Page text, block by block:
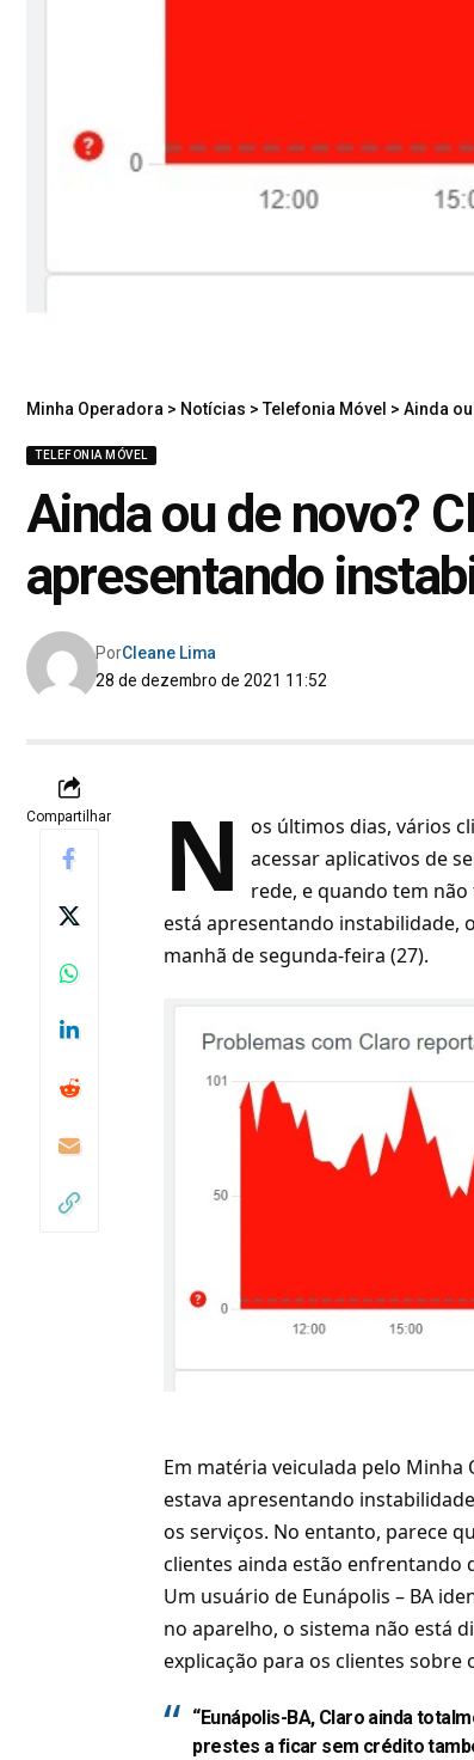
Minha Operadora > Notícias > Telefonia Móvel > Ainda
TELEFONIA MÓVEL
Ainda ou de novo?
apresentando
28 de dezembro de 2021 11:52
PorCleane Lima
Compartilhar N os últimos dias,vários
acessar aplicativos de
rede, e quando tem
está apresentando instabilidade,
manhã de segunda-feira (27).
Em matéria veiculada pelo
estava apresentando
os serviços. No entanto, parece
clientes ainda estão enfrentando
Um usuário de Eunápolis – BA
no aparelho, o sistema não está
explicação para os clientes sobre
“Eunápolis-BA, Claro ainda
prestes a ficar sem crédito